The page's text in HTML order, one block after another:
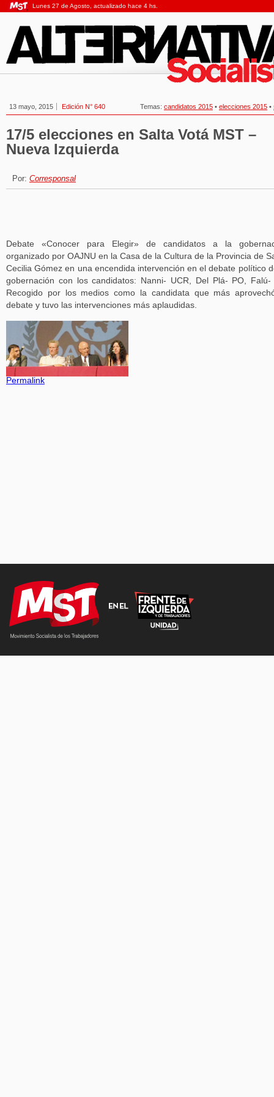
Lunes 27 de Agosto, actualizado hace 4 hs.
13 mayo, 2015 Edición N° 640 Temas: candidatos 2015 • elecciones 2015 •
17/5 elecciones en Salta Votá MST –
Nueva Izquierda
Por: Corresponsal
Debate «Conocer para Elegir» de candidatos a la
organizado por OAJNU en la Casa de la Cultura de la Provincia de
Cecilia Gómez en una encendida intervención en el debate político
gobernación con los candidatos: Nanni- UCR, Del Plá- PO, Falú-
Recogido por los medios como la candidata que más
debate y tuvo las intervenciones más aplaudidas.
Permalink